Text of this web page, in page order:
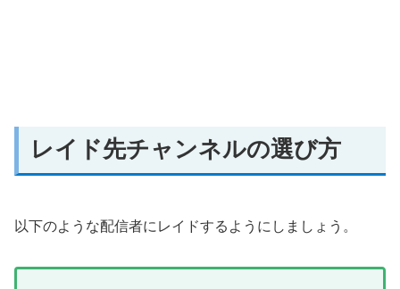
レイド先チャンネルの選び方
以下のような配信者にレイドするようにしましょう。